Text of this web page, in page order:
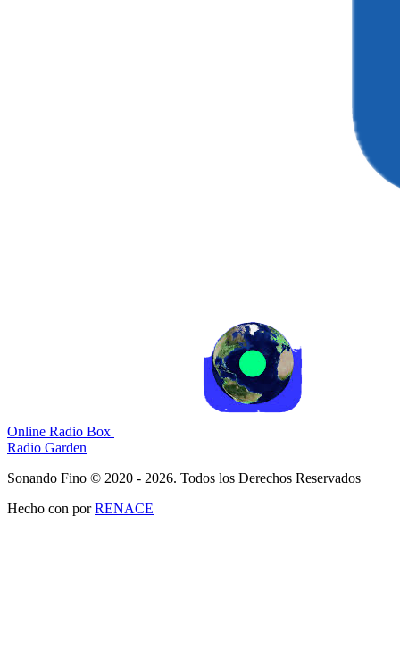
Online Radio Box
Radio Garden
Sonando Fino © 2020 - 2026. Todos los Derechos Reservados
Hecho con porRENACE